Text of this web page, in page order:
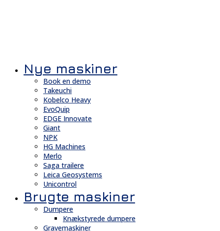
Nye maskiner
Book en demo
Takeuchi
Kobelco Heavy
EvoQuip
EDGE Innovate
Giant
NPK
HG Machines
Merlo
Saga trailere
Leica Geosystems
Unicontrol
Brugte maskiner
Dumpere
Knækstyrede dumpere
Gravemaskiner